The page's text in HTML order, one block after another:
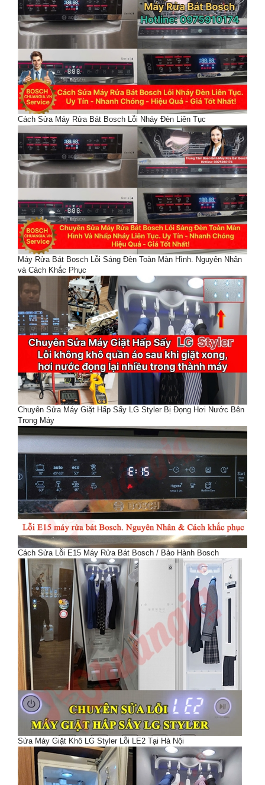
Cách Sửa Máy Rửa Bát Bosch Lỗi Nháy Đèn Liên Tục
Máy Rửa Bát Bosch Lỗi Sáng Đèn Toàn Màn Hình. Nguyên Nhân
và Cách Khắc Phục
Chuyên Sửa Máy Giặt Hấp Sấy LG Styler Bị Đọng Hơi Nước Bên
Trong Máy
Cách Sửa Lỗi E15 Máy Rửa Bát Bosch / Bảo Hành Bosch
Sửa Máy Giặt Khô LG Styler Lỗi LE2 Tại Hà Nội